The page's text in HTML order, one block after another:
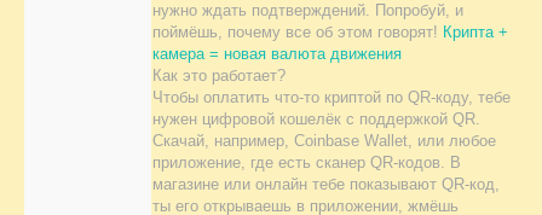
нужно ждать подтверждений. Попробуй, и
поймёшь, почему все об этом говорят! Крипта +
камера = новая валюта движения
Как это работает?
Чтобы оплатить что-то криптой по QR-коду, тебе
нужен цифровой кошелёк с поддержкой QR.
Скачай, например, Coinbase Wallet, или любое
приложение, где есть сканер QR-кодов. В
магазине или онлайн тебе показывают QR-код,
ты его открываешь в приложении, жмёшь